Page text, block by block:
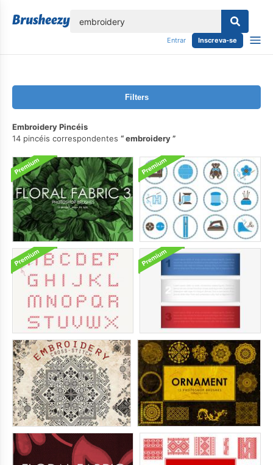
Entrar Inscreva-se
Filters
Embroidery Pincéis
14 pincéis correspondentes
embroidery